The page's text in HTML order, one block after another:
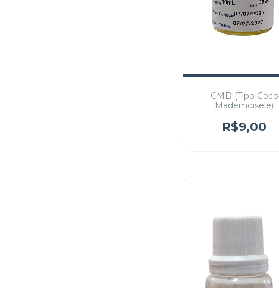
CMD (Tipo Coco
Mademoisele)
R$9,00